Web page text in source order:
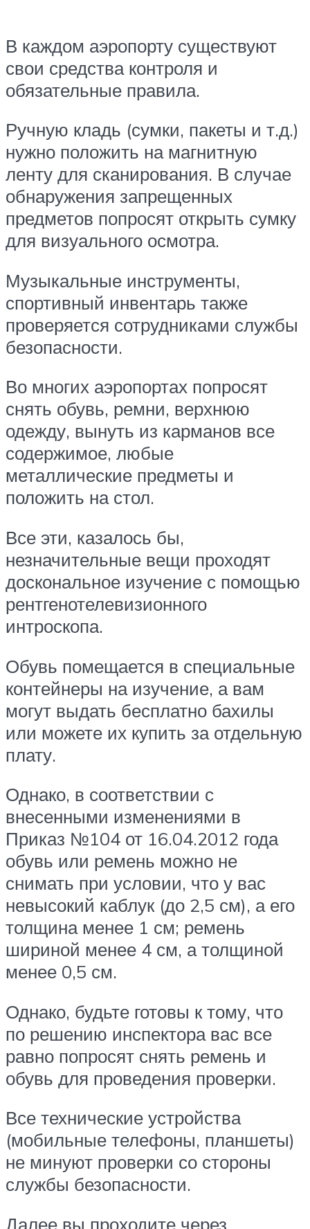
В каждом аэропорту существуют
свои средства контроля и
обязательные правила.
Ручную кладь (сумки, пакеты и т.д.)
нужно положить на магнитную
ленту для сканирования. В случае
обнаружения запрещенных
предметов попросят открыть сумку
для визуального осмотра.
Музыкальные инструменты,
спортивный инвентарь также
проверяется сотрудниками службы
безопасности.
Во многих аэропортах попросят
снять обувь, ремни, верхнюю
одежду, вынуть из карманов все
содержимое, любые
металлические предметы и
положить на стол.
Все эти, казалось бы,
незначительные вещи проходят
доскональное изучение с помощью
рентгенотелевизионного
интроскопа.
Обувь помещается в специальные
контейнеры на изучение, а вам
могут выдать бесплатно бахилы
или можете их купить за отдельную
плату.
Однако, в соответствии с
внесенными изменениями в
Приказ №104 от 16.04.2012 года
обувь или ремень можно не
снимать при условии, что у вас
невысокий каблук (до 2,5 см), а его
толщина менее 1 см; ремень
шириной менее 4 см, а толщиной
менее 0,5 см.
Однако, будьте готовы к тому, что
по решению инспектора вас все
равно попросят снять ремень и
обувь для проведения проверки.
Все технические устройства
(мобильные телефоны, планшеты)
не минуют проверки со стороны
службы безопасности.
Далее вы проходите через